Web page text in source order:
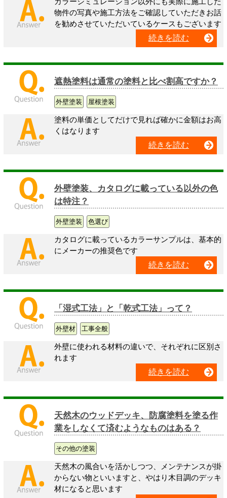
物件の写真や施工方法をご確認していただきお話
を勧めさせていただいているケースもございます
続きを読む
遮熱塗料は通常の塗料と比べ割高ですか？
外壁塗装 屋根塗装
塗料の単価としてだけで見れば確かに金額はお高
くはなります
続きを読む
外壁塗装、カタログに載っている以外の色
は特注？
外壁塗装 色選び
カタログに載っているカラーサンプルは、基本的
にメーカーの推奨色です
続きを読む
「湿式工法」と「乾式工法」って？
外壁材 工事全般
外壁に使われる材料の違いで、それぞれに区別さ
れます
続きを読む
天然木のウッドデッキ、防腐塗料を塗る作
業をしなくて済むようなものはある？
その他の塗装
天然木の風合いを活かしつつ、メンテナンスが掛
からない物といいますと、やはり木目調のデッキ
材になると思います